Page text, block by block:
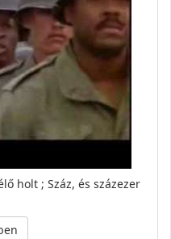
holt ; Száz, és százezer